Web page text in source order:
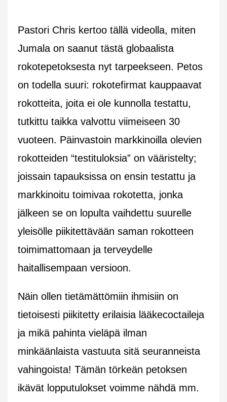
Pastori Chris kertoo tällä videolla, miten
Jumala on saanut tästä globaalista
rokotepetoksesta nyt tarpeekseen. Petos
on todella suuri: rokotefirmat kauppaavat
rokotteita, joita ei ole kunnolla testattu,
tutkittu taikka valvottu viimeiseen 30
vuoteen. Päinvastoin markkinoilla olevien
rokotteiden “testituloksia” on vääristelty;
joissain tapauksissa on ensin testattu ja
markkinoitu toimivaa rokotetta, jonka
jälkeen se on lopulta vaihdettu suurelle
yleisölle piikitettävään saman rokotteen
toimimattomaan ja terveydelle
haitallisempaan versioon.
Näin ollen tietämättömiin ihmisiin on
tietoisesti piikitetty erilaisia lääkecoctaileja
ja mikä pahinta vieläpä ilman
minkäänlaista vastuuta sitä seuranneista
vahingoista! Tämän törkeän petoksen
ikävät lopputulokset voimme nähdä mm.